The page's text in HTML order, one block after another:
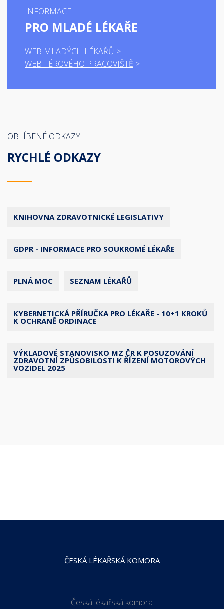
INFORMACE
PRO MLADÉ LÉKAŘE
WEB MLADÝCH LÉKAŘŮ
WEB FÉROVÉHO PRACOVIŠTĚ
OBLÍBENÉ ODKAZY
RYCHLÉ ODKAZY
KNIHOVNA ZDRAVOTNICKÉ LEGISLATIVY
GDPR - INFORMACE PRO SOUKROMÉ LÉKAŘE
PLNÁ MOC SEZNAM LÉKAŘŮ
KYBERNETICKÁ PŘÍRUČKA PRO LÉKAŘE - 10+1 KROKŮ
K OCHRANĚ ORDINACE
VÝKLADOVÉ STANOVISKO MZ ČR K POSUZOVÁNÍ
ZDRAVOTNÍ ZPŮSOBILOSTI K ŘÍZENÍ MOTOROVÝCH
VOZIDEL 2025
ČESKÁ LÉKAŘSKÁ KOMORA
Česká lékařská komora